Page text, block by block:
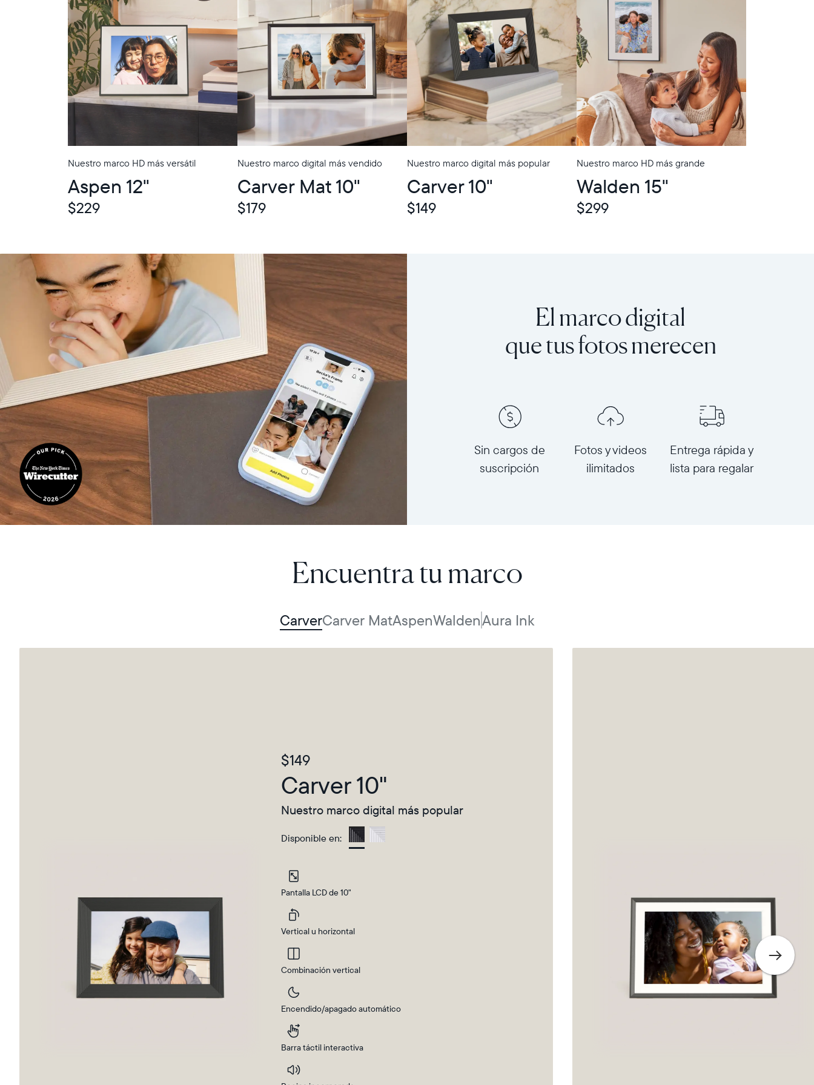
Actual:
United States
Nuestro marco HD más versátil
Aspen 12"
$229
In-Store Pickup Nuestro marco digital más vendido
Carver Mat 10"
$179
In-Store Pickup Nuestro marco digital más popular
Carver 10"
$149
Nuestro marco HD más grande
Walden 15"
$299
In-Store Pickup
El marco digital
que tus fotos merecen
Sin cargos de
suscripción
Fotos y videos
ilimitados
Entrega rápida y
lista para regalar
Encuentra tu marco
CarverCarver MatAspenWaldenAura Ink
$149
Carver 10"
Nuestro marco digital más popular
Disponible en:
Charcoal
Pantalla LCD de 10"
Vertical u horizontal
Combinación vertical
Encendido/apagado automático
Barra táctil interactiva